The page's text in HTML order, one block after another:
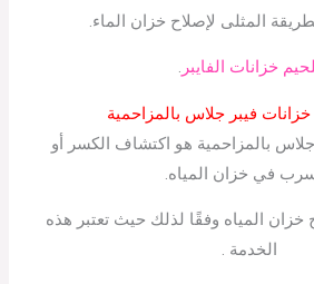
المثلى لإصلاح خزان الماء.
خزانات الفايبر .
فيبر جلاس بالمزاحمية
جلاس بالمزاحمية هو اكتشاف الكسر أو
في خزان المياه.
خزان المياه وفقًا لذلك حيث تعتبر هذه
الخدمة .